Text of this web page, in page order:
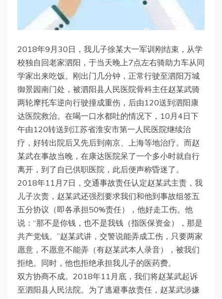
2018年9月30日，我儿子徐某大一军训刚结束，从学
校独自回老家泗阳，于当天晚上7点左右骑助力车从同
学家出来吃饭。刚出门几分钟，正常行驶至泗阳万城
御景园南门处，被泗阳县人民医院骨科主任赵某武骑
两轮摩托车逆向行驶撞成重伤，后由120送到泗阳康
达医院救治。在喝一口水都吐的情况下，10月4日下
午由120转送到江苏省淮安市第一人民医院继续治
疗，好转出院后又先后到南京、上海等地治疗。而赵
某武在事故当晚，在康达医院呆了一个多小时就自行
离开，到了自已供职医院，此后便声称昏迷了。
2018年11月7日，交通事故责任认定赵某武主责，我
儿子次责，赵某武还强烈要求我们和他到事故组签五
五分协议（即各承担50%责任），他好走工伤。他
说：“那不是你钱，也不是我钱（指医保资金），那是
共产党钱。”赵某武讲，交警说能弄成工伤，只要两家
愿意，不愿意不能弄（有赵某武本人录音），被我们
拒绝。同时，他也拒绝承担我儿子的医药费。
双方协商不成。2018年11月底，我们将赵某武起诉
至泗阳县人民法院。为了逃避事故责任，赵某武涉嫌